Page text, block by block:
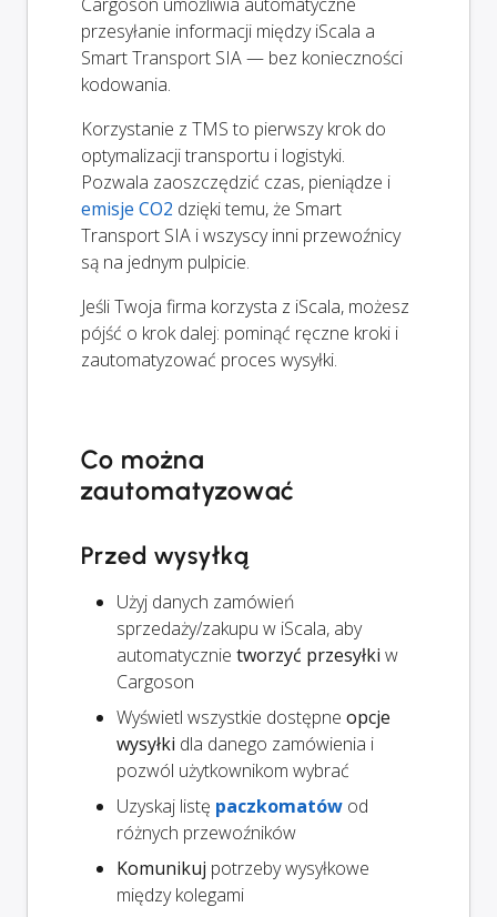
przesyłanie informacji między iScala a
Smart Transport SIA — bez konieczności
kodowania.
Korzystanie z TMS to pierwszy krok do
optymalizacji transportu i logistyki.
Pozwala zaoszczędzić czas, pieniądze i
emisje CO2 dzięki temu, że Smart
Transport SIA i wszyscy inni przewoźnicy
są na jednym pulpicie.
Jeśli Twoja firma korzysta z iScala, możesz
pójść o krok dalej: pominąć ręczne kroki i
zautomatyzować proces wysyłki.
Co można
zautomatyzować
Przed wysyłką
Użyj danych zamówień
sprzedaży/zakupu w iScala, aby
automatycznie tworzyć przesyłki w
Cargoson
Wyświetl wszystkie dostępne opcje
wysyłki dla danego zamówienia i
pozwól użytkownikom wybrać
Uzyskaj listę paczkomatów od
różnych przewoźników
Komunikuj potrzeby wysyłkowe
między kolegami